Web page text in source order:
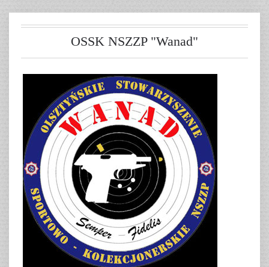
OSSK NSZZP "Wanad"